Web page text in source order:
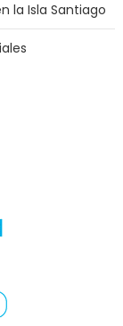
la Isla Santiago